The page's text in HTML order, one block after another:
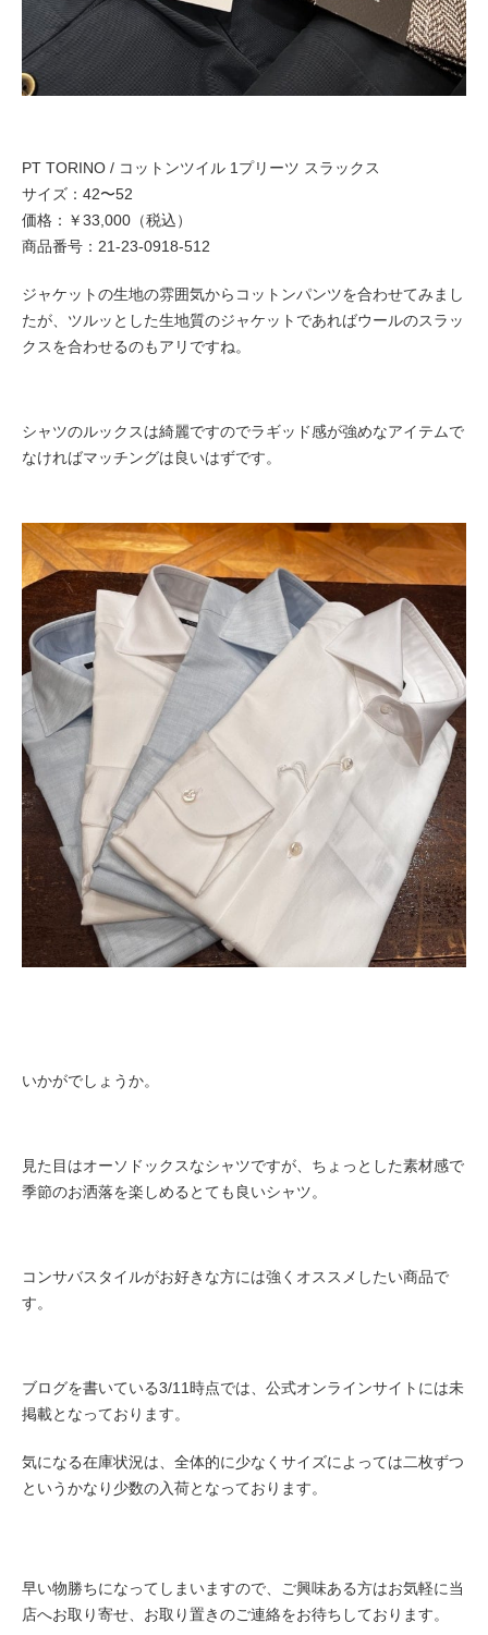
PT TORINO / コットンツイル 1プリーツ スラックス
サイズ：42〜52
価格：￥33,000（税込）
商品番号：21-23-0918-512
ジャケットの生地の雰囲気からコットンパンツを合わせてみまし
たが、ツルッとした生地質のジャケットであればウールのスラッ
クスを合わせるのもアリですね。
シャツのルックスは綺麗ですのでラギッド感が強めなアイテムで
なければマッチングは良いはずです。
いかがでしょうか。
見た目はオーソドックスなシャツですが、ちょっとした素材感で
季節のお洒落を楽しめるとても良いシャツ。
コンサバスタイルがお好きな方には強くオススメしたい商品で
す。
ブログを書いている3/11時点では、公式オンラインサイトには未
掲載となっております。
気になる在庫状況は、全体的に少なくサイズによっては二枚ずつ
というかなり少数の入荷となっております。
早い物勝ちになってしまいますので、ご興味ある方はお気軽に当
店へお取り寄せ、お取り置きのご連絡をお待ちしております。